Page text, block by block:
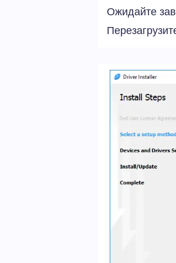
Ожидайте